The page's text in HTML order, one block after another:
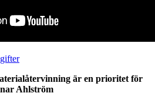
är en prioritet för
Ahlström